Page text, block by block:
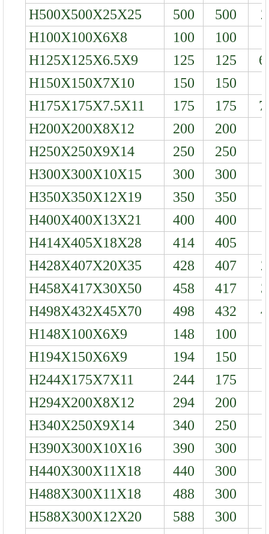
H500X500X25X25
500 500
H100X100X6X8
100 100
H125X125X6.5X9
125 125
H150X150X7X10
150 150
H175X175X7.5X11
175 175
H200X200X8X12
200 200
H250X250X9X14
250 250
H300X300X10X15
300 300
H350X350X12X19
350 350
H400X400X13X21
400 400
H414X405X18X28
414 405
H428X407X20X35
428 407
H458X417X30X50
458 417
H498X432X45X70
498 432
H148X100X6X9
148 100
H194X150X6X9
194 150
H244X175X7X11
244 175
H294X200X8X12
294 200
H340X250X9X14
340 250
H390X300X10X16
390 300
H440X300X11X18
440 300
H488X300X11X18
488 300
H588X300X12X20
588 300